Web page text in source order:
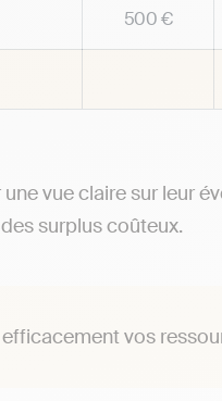
500 €
vue claire sur leur
surplus coûteux.
vos